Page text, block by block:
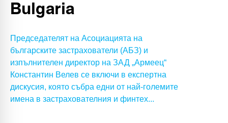
Bulgaria
Председателят на Асоциацията на
българските застрахователи (АБЗ) и
изпълнителен директор на ЗАД „Армеец“
Константин Велев се включи в експертна
дискусия, която събра едни от най-големите
имена в застрахователния и финтех...